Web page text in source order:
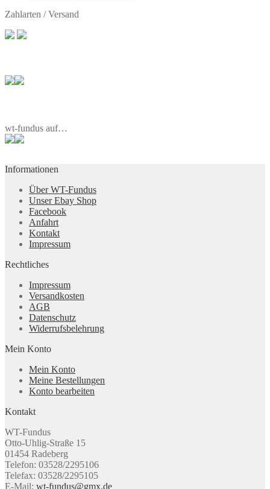
Zahlarten / Versand
wt-fundus auf…
Informationen
Über WT-Fundus
Unser Ebay Shop
Facebook
Anfahrt
Kontakt
Impressum
Rechtliches
Impressum
Versandkosten
AGB
Datenschutz
Widerrufsbelehrung
Mein Konto
Mein Konto
Meine Bestellungen
Konto bearbeiten
Kontakt
WT-Fundus
Otto-Uhlig-Straße 15
01454 Radeberg
Telefon: 03528/2295106
Telefax: 03528/2295105
E-Mail: wt-fundus@gmx.de